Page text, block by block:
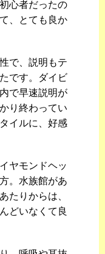
心者だったの
、とても良か
で、説明もテ
です。ダイビ
で早速説明が
り終わってい
イルに、好感
ヤモンドヘッ
。水族館があ
たりからは、
どいなくて良